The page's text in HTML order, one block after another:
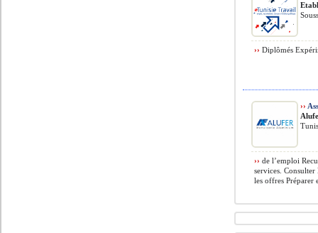
›› Diplômés
››
›› de l’emploi
services.
les offres Préparer